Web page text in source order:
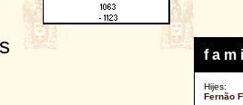
f a m
Hijes:
Fernão